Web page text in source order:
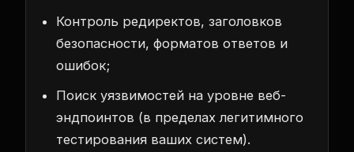
Контроль редиректов, заголовков
безопасности, форматов ответов и
ошибок;
Поиск уязвимостей на уровне веб-
эндпоинтов (в пределах легитимного
тестирования ваших систем).